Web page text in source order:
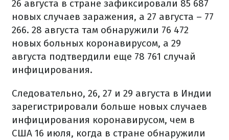
26 августа в стране зафиксировали 85 687
новых случаев заражения, а 27 августа – 77
266. 28 августа там обнаружили 76 472
новых больных коронавирусом, а 29
августа подтвердили еще 78 761 случай
инфицирования.
Следовательно, 26, 27 и 29 августа в Индии
зарегистрировали больше новых случаев
инфицирования коронавирусом, чем в
США 16 июля, когда в стране обнаружили